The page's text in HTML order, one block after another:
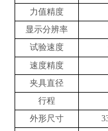
力值精度
显示分辨率
试验速度
速度精度
夹具直径
行程
外形尺寸